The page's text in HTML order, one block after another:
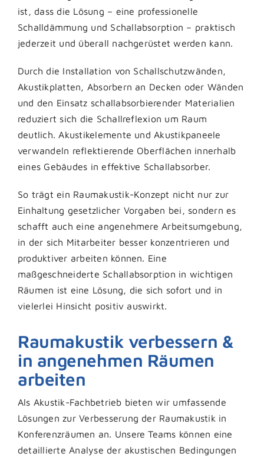
ist, dass die Lösung – eine professionelle
Schalldämmung und Schallabsorption – praktisch
jederzeit und überall nachgerüstet werden kann.
Durch die Installation von Schallschutzwänden,
Akustikplatten, Absorbern an Decken oder Wänden
und den Einsatz schallabsorbierender Materialien
reduziert sich die Schallreflexion um Raum
deutlich. Akustikelemente und Akustikpaneele
verwandeln reflektierende Oberflächen innerhalb
eines Gebäudes in effektive Schallabsorber.
So trägt ein Raumakustik-Konzept nicht nur zur
Einhaltung gesetzlicher Vorgaben bei, sondern es
schafft auch eine angenehmere Arbeitsumgebung,
in der sich Mitarbeiter besser konzentrieren und
produktiver arbeiten können. Eine
maßgeschneiderte Schallabsorption in wichtigen
Räumen ist eine Lösung, die sich sofort und in
vielerlei Hinsicht positiv auswirkt.
Raumakustik verbessern &
in angenehmen Räumen
arbeiten
Als Akustik-Fachbetrieb bieten wir umfassende
Lösungen zur Verbesserung der Raumakustik in
Konferenzräumen an. Unsere Teams können eine
detaillierte Analyse der akustischen Bedingungen